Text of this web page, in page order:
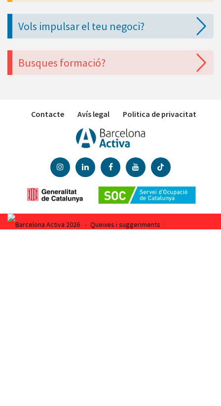
Vols impulsar el teu negoci?
Busques formació?
Contacte Avís legal Politica de privacitat
Barcelona Activa 2026 • Queixes i suggeriments